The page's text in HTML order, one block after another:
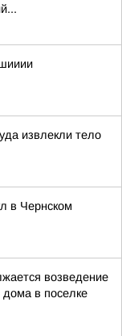
извлекли тело
в Чернском
возведение
дома в поселке